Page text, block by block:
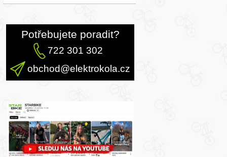
Potřebujete poradit?
722 301 302
obchod@elektrokola.cz